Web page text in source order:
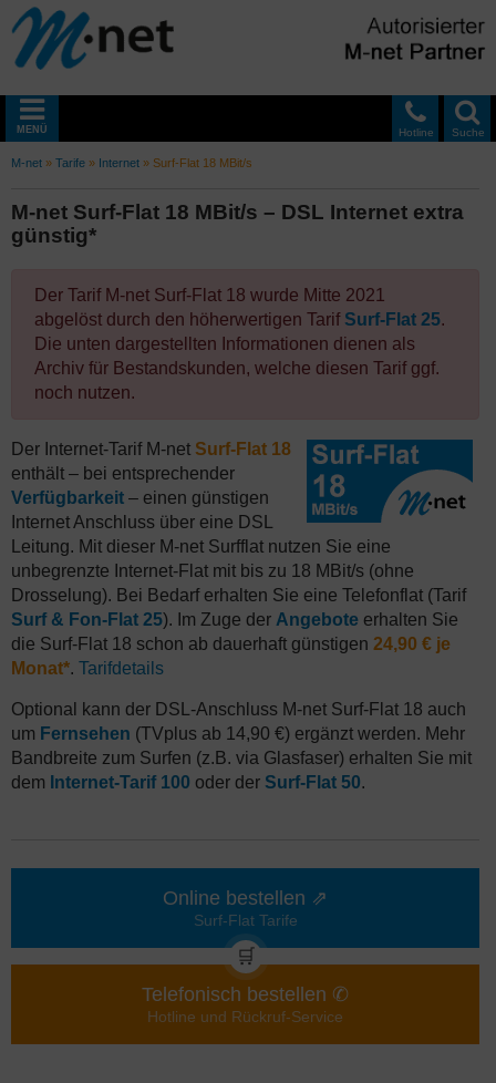
Suche
Hotline
MENÜ
M-net » Tarife » Internet » Surf-Flat 18 MBit/s
M-net Surf-Flat 18 MBit/s – DSL Internet extra
günstig*
Der Tarif M-net Surf-Flat 18 wurde Mitte 2021
abgelöst durch den höherwertigen Tarif Surf-Flat 25.
Die unten dargestellten Informationen dienen als
Archiv für Bestandskunden, welche diesen Tarif ggf.
noch nutzen.
Der Internet-Tarif M-net Surf-Flat 18
enthält – bei entsprechender
Verfügbarkeit – einen günstigen
Internet Anschluss über eine DSL
Leitung. Mit dieser M-net Surfflat nutzen Sie eine
unbegrenzte Internet-Flat mit bis zu 18 MBit/s (ohne
Drosselung). Bei Bedarf erhalten Sie eine Telefonflat (Tarif
Surf & Fon-Flat 25). Im Zuge der Angebote erhalten Sie
die Surf-Flat 18 schon ab dauerhaft günstigen 24,90 € je
Monat*. Tarifdetails
Optional kann der DSL-Anschluss M-net Surf-Flat 18 auch
um Fernsehen (TVplus ab 14,90 €) ergänzt werden. Mehr
Bandbreite zum Surfen (z.B. via Glasfaser) erhalten Sie mit
dem Internet-Tarif 100 oder der Surf-Flat 50.
Online bestellen ⇗
Surf-Flat Tarife
🛒
Telefonisch bestellen ✆
Hotline und Rückruf-Service